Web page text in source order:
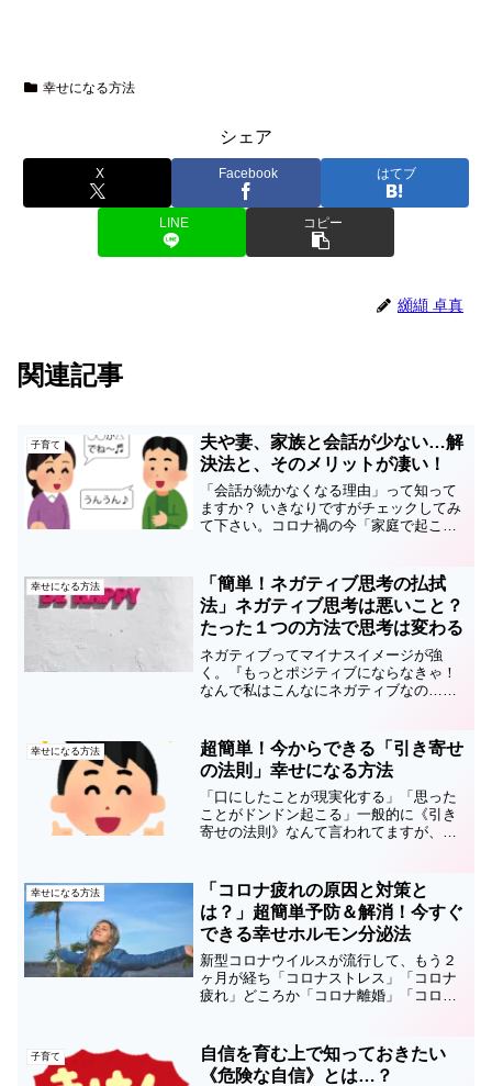
幸せになる方法
シェア
X Facebook はてブ
LINE コピー
纐纈 卓真
関連記事
子育て
夫や妻、家族と会話が少ない…解
決法と、そのメリットが凄い！
「会話が続かなくなる理由」って知って
ますか？ いきなりですがチェックしてみ
て下さい。コロナ禍の今「家庭で起こり
供がゲームやスマホばかりしていて困る
②子供に「～しなさい...
幸せになる方法
「簡単！ネガティブ思考の払拭
法」ネガティブ思考は悪いこと？
たった１つの方法で思考は変わる
ネガティブってマイナスイメージが強
く。『もっとポジティブにならなきゃ！
なんで私はこんなにネガティブなの…』
する機能があるの❓』って考えたことあり
ますか？もし不要であれば...
幸せになる方法
超簡単！今からできる「引き寄せ
の法則」幸せになる方法
「口にしたことが現実化する」「思った
ことがドンドン起こる」一般的に《引き
寄せの法則》なんて言われてますが、昔
べつに不思議なことでも何でもなく「そ
んなの当たり前じゃん...
幸せになる方法
「コロナ疲れの原因と対策と
は？」超簡単予防＆解消！今すぐ
できる幸せホルモン分泌法
新型コロナウイルスが流行して、もう２
ヶ月が経ち「コロナストレス」「コロナ
疲れ」どころか「コロナ離婚」「コロナ
確実に、精神的に疲弊している人たちが
増えたことを実感して...
子育て
自信を育む上で知っておきたい
《危険な自信》とは…？